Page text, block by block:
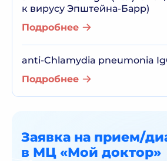
к вирусу Эпштейна-Барр)
Подробнее
anti-Chlamydia pneumonia
Подробнее
Заявка на прием/
в МЦ «Мой доктор»